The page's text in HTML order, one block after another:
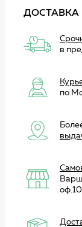
ДОСТАВКА
в
по